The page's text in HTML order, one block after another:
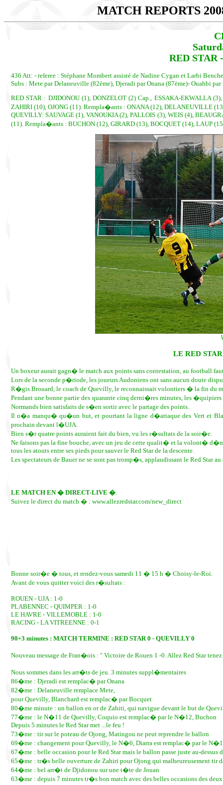
MATCH REPORTS
RED STAR
436 Att: - referee : Stéphane Mombert assisté de Nadine Cygan et Larbi
Subs : Mete par Delaneuville (82ème), Djeradi par Onana (87ème)- Ouahbi
RED STAR : DJIDONOU (1), DONZELOT (2) Cap., ESSAKA-EKWALLA
ZAHIRI (10), OJONG (11). Rempla�ants : ONANA (12), DELANEUVILLE
QUEVILLY: SAUVAGE (1), VANOUKIA (2), PALLOIS (3), WEIS (4),
(11). Rempla�ants : BUCHON (12), GIRARD (13), BOCQUET (14), LAUP
LE RED
Un boxeur aurait gagn� le match aux points sans contestation, au football
Lors de la seconde p�riode, les joueurs Audoniens ont sans aucun doute
R�gis Brouard, le coach de Quevilly, le reconnaissait volontiers � la fin du
Pendant une bonne partie des quarante cinq derni�res minutes, les
Normands bien satisfaits de s�en sortir avec le partage des points.
Il n�a manqu� qu�un but, et pourtant la ligne d�attaque des Vert et
prochain devant l�UJA.
Bien s�r quatre points auraient fait du bien, vu les r�sultats de la soir�e.
Ne faisons pas la fine bouche, avec un jeu de cette qualit� et la volont�
tous les atouts entre ses pieds pour sauver le Red Star de la descente.
Les spectateurs de Bauer ne se sont pas tromp�s, applaudissant le Red Star
LE MATCH EN � DIRECT-LIVE �
Suivez le direct du match � : www.allezredstar.com/new_direct
Bonne soir�e � tous, et rendez-vous samedi 11 � 15 h � Choisy-le-Roi.
Avant de vous quitter voici des r�sultats :
ROUEN - UJA : 1-0
PLABENNEC - QUIMPER : 1-0
LE HAVRE - VILLEMOBLE : 1-0
RACING - LA VITREENNE : 0-1
90+3 minutes : MATCH TERMINE : RED STAR 0 - QUEVILLY 0
Nouveau message de Fran�ois : " Victoire de Rouen 1 -0. Allez Red Star
Nous sommes dans les arr�ts de jeu. 3 minutes suppl�mentaires
86�me : Djeradi est remplac� par Onana
82�me : Delaneuville remplace Mete,
pour Quevilly, Blanchard est remplac� par Bocquet
80�me minute : un ballon en or de Zahiti, qui navigue devant le but de
77�me : le N�11 de Quevilly, Coquio est remplac� par le N�12, Buchon
Depuis 5 minutes le Red Star met ...le feu !
73�me : tir sur le poteau de Ojong, Matingou ne peut reprendre le ballon
69�me : changement pour Quevilly, le N�6, Diarra est remplac� par le
67�me : belle occasion pour le Red Star mais le ballon passe juste au-dessus
65�me : tr�s belle ouverture de Zahiri pour Ojong qui malheureusement tir
64�me : bel arr�t de Djidonou sur une t�te de Jouan
63�me : depuis 7 minutes tr�s bon match avec des belles occasions des